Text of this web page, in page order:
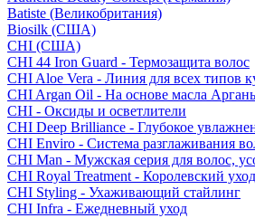
Batiste (Великобритания)
Biosilk (США)
CHI (США)
CHI 44 Iron Guard - Термозащита волос
CHI Aloe Vera - Линия для всех типов
CHI Argan Oil - На основе масла
CHI - Оксиды и осветлители
CHI Deep Brilliance - Глубокое
CHI Enviro - Система разглаживания
CHI Man - Мужская серия для волос,
CHI Royal Treatment - Королевский уход
CHI Styling - Ухаживающий стайлинг
CHI Infra - Ежедневный уход